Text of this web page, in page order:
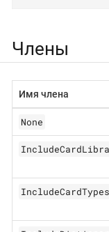
Члены
Имя члена
None
IncludeCardTypes